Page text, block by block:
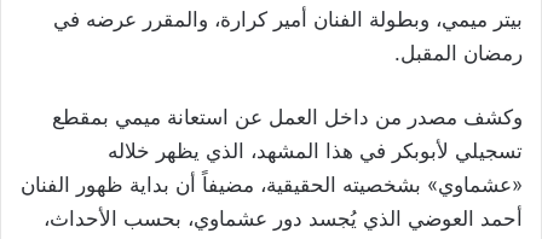
بيتر ميمي، وبطولة الفنان أمير كرارة، والمقرر عرضه في
رمضان المقبل.
وكشف مصدر من داخل العمل عن استعانة ميمي بمقطع
تسجيلي لأبوبكر في هذا المشهد، الذي يظهر خلاله
«عشماوي» بشخصيته الحقيقية، مضيفاً أن بداية ظهور الفنان
أحمد العوضي الذي يُجسد دور عشماوي، بحسب الأحداث،